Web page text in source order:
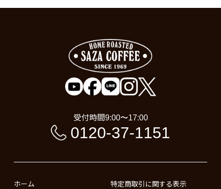
受付時間9:00〜17:00
0120-37-1151
ホーム 特定商取引に関する表示